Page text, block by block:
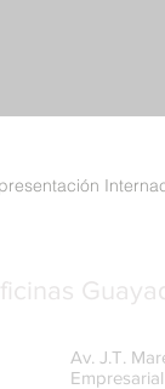
Av. J.T.